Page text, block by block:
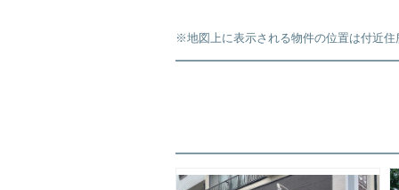
※地図上に表示される物件の位置は付近